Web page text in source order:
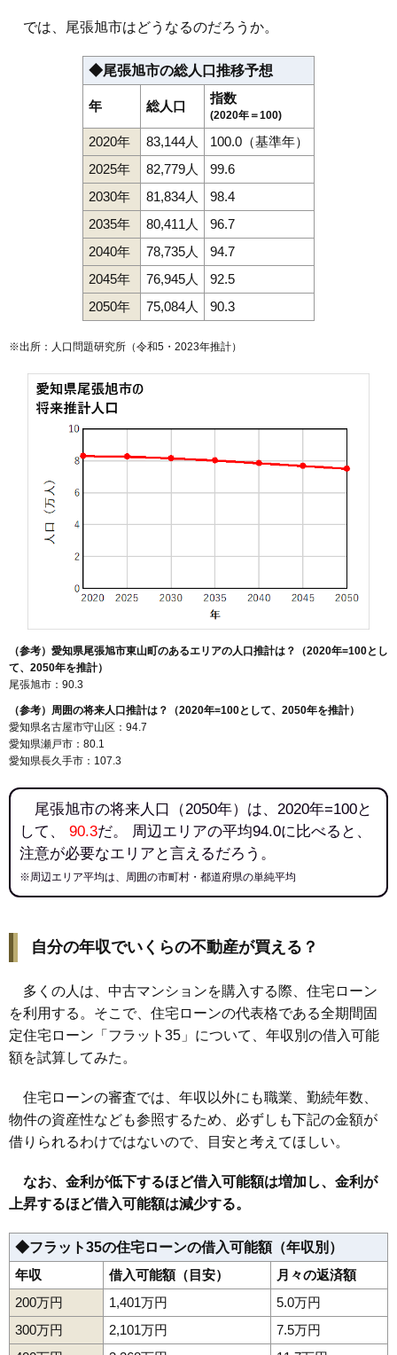
では、尾張旭市はどうなるのだろうか。
◆尾張旭市の総人口推移予想
年 総人口
指数
(2020年＝100)
2020年 83,144人
100.0（基準年）
2025年
82,779人
99.6
2030年
81,834人
98.4
2035年
80,411人
96.7
2040年
78,735人
94.7
2045年
76,945人
92.5
2050年
75,084人 90.3
※出所：人口問題研究所（令和5・2023年推計）
（参考）愛知県尾張旭市東山町のあるエリアの人口推計は？（2020年=100とし
て、2050年を推計）
尾張旭市：90.3
（参考）周囲の将来人口推計は？（2020年=100として、2050年を推計）
愛知県名古屋市守山区：94.7
愛知県瀬戸市：80.1
愛知県長久手市：107.3
尾張旭市の将来人口（2050年）は、2020年=100と
して、 90.3だ。 周辺エリアの平均94.0に比べると、
注意が必要なエリアと言えるだろう。
※周辺エリア平均は、周囲の市町村・都道府県の単純平均
自分の年収でいくらの不動産が買える？
多くの人は、中古マンションを購入する際、住宅ローン
を利用する。そこで、住宅ローンの代表格である全期間固
定住宅ローン「フラット35」について、年収別の借入可能
額を試算してみた。
住宅ローンの審査では、年収以外にも職業、勤続年数、
物件の資産性なども参照するため、必ずしも下記の金額が
借りられるわけではないので、目安と考えてほしい。
なお、金利が低下するほど借入可能額は増加し、金利が
上昇するほど借入可能額は減少する。
◆フラット35の住宅ローンの借入可能額（年収別）
年収
借入可能額（目安）
月々の返済額
200万円
1,401万円
5.0万円
300万円
2,101万円
7.5万円